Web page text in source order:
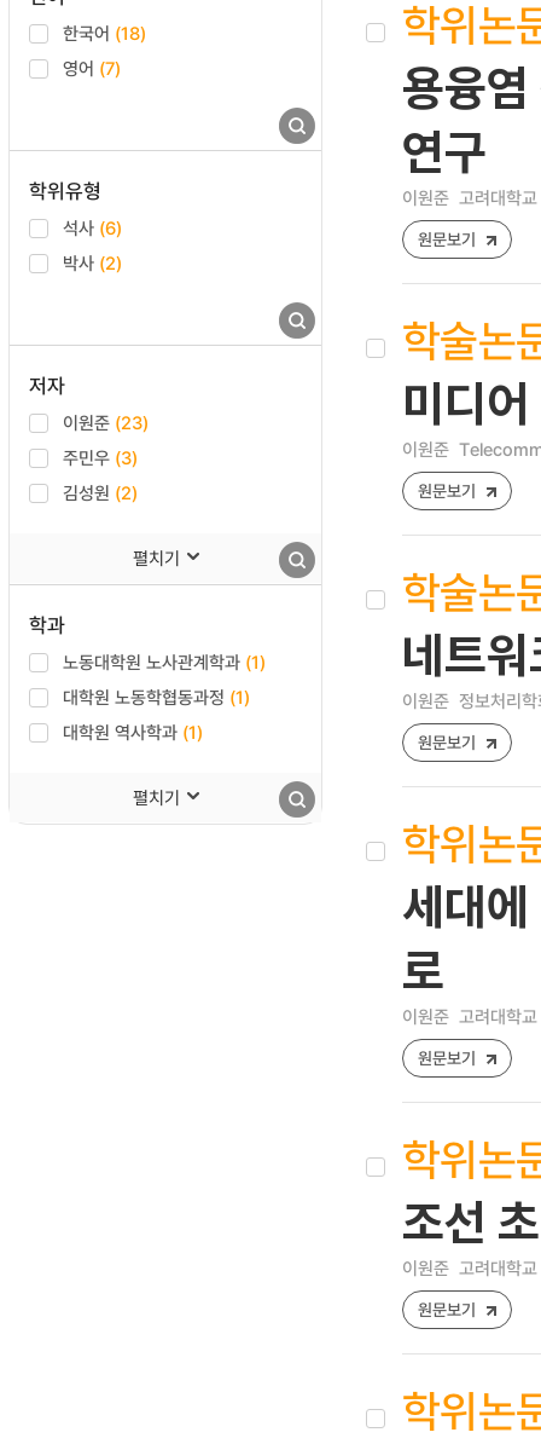
한국어 (18)
영어 (7)
학위유형
석사 (6)
박사 (2)
저자
이원준 (23)
주민우 (3)
김성원 (2)
펼치기
학과
노동대학원 노사관계학과 (1)
대학원 노동학협동과정 (1)
대학원 역사학과 (1)
펼치기
학위논
용융
연구
이원준 고려대학
원문보기
학술논
미디
이원준
원문보기
학술논
네트
이원준 정보처리
원문보기
학위논
세대
로
이원준 고려대학
원문보기
학위논
조선
이원준 고려대학
원문보기
학위논